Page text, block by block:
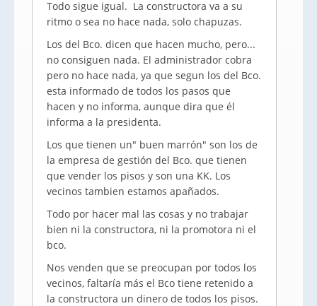
Todo sigue igual. La constructora va a su
ritmo o sea no hace nada, solo chapuzas.
Los del Bco. dicen que hacen mucho, pero...
no consiguen nada. El administrador cobra
pero no hace nada, ya que segun los del Bco.
esta informado de todos los pasos que
hacen y no informa, aunque dira que él
informa a la presidenta.
Los que tienen un" buen marrón" son los de
la empresa de gestión del Bco. que tienen
que vender los pisos y son una KK. Los
vecinos tambien estamos apañados.
Todo por hacer mal las cosas y no trabajar
bien ni la constructora, ni la promotora ni el
bco.
Nos venden que se preocupan por todos los
vecinos, faltaría más el Bco tiene retenido a
la constructora un dinero de todos los pisos.